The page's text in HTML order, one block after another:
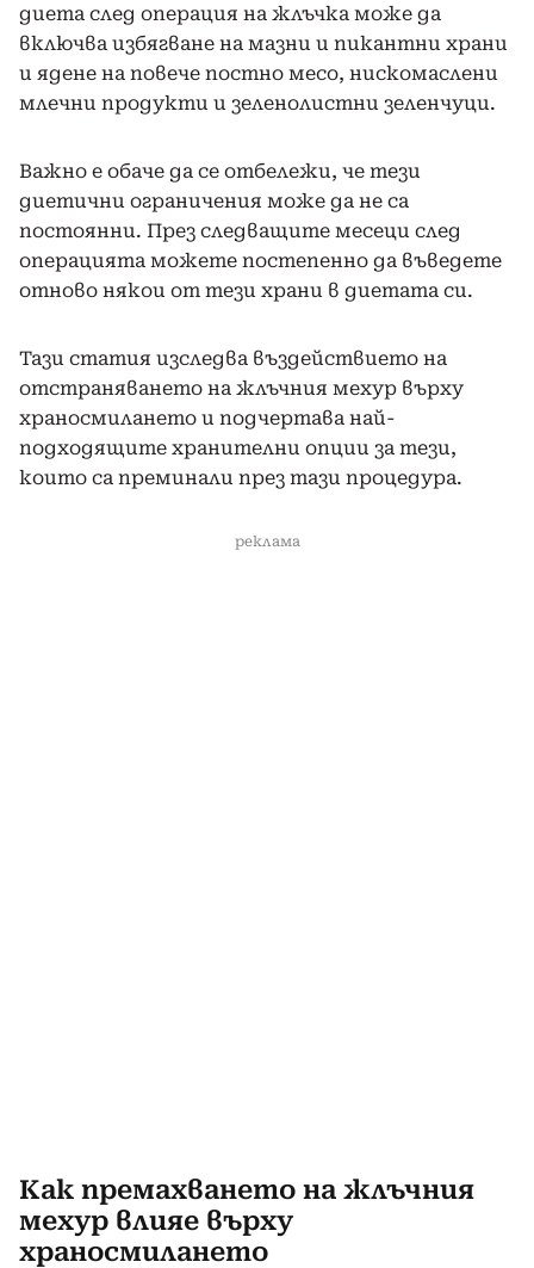
диета след операция на жлъчка може да
включва избягване на мазни и пикантни храни
и ядене на повече постно месо, нискомаслени
млечни продукти и зеленолистни зеленчуци.
Важно е обаче да се отбележи, че тези
диетични ограничения може да не са
постоянни. През следващите месеци след
операцията можете постепенно да въведете
отново някои от тези храни в диетата си.
Тази статия изследва въздействието на
отстраняването на жлъчния мехур върху
храносмилането и подчертава най-
подходящите хранителни опции за тези,
които са преминали през тази процедура.
реклама
Как премахването на жлъчния
мехур влияе върху
храносмилането